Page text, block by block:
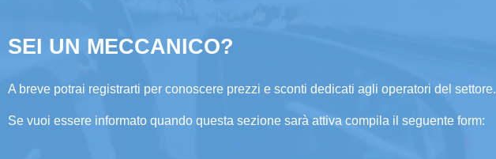
SEI UN MECCANICO?
A breve potrai registrarti per conoscere prezzi e sconti dedicati agli operatori del settore.
Se vuoi essere informato quando questa sezione sarà attiva compila il seguente form: